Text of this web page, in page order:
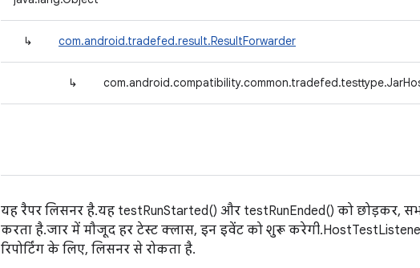
↳ com.android.tradefed.result.ResultForwarder
↳
यह रैपर लिसनर है. यह testRunStarted() और testRunEnded() को छोड़कर,
करता है. जार में मौजूद हर टेस्ट क्लास, इन इवेंट को शुरू करेगी.
रिपोर्टिंग के लिए, लिसनर से रोकता है.